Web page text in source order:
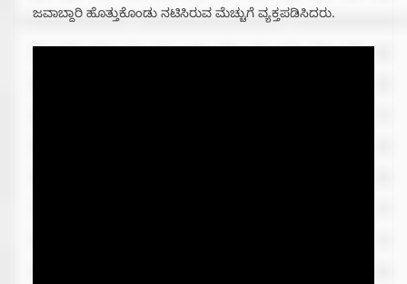
ಜವಾಬ್ದಾರಿ ಹೊತ್ತುಕೊಂಡು ನಟಿಸಿರುವ ಮೆಚ್ಚುಗೆ ವ್ಯಕ್ತಪಡಿಸಿದರು.